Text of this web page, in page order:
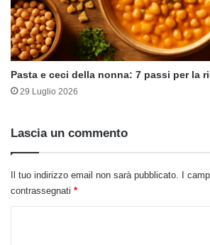
Pasta e ceci della nonna: 7 passi per la
29 Luglio 2026
Lascia un commento
Il tuo indirizzo email non sarà pubblicato. I
contrassegnati *